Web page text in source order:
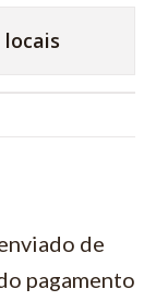
de
pagamento